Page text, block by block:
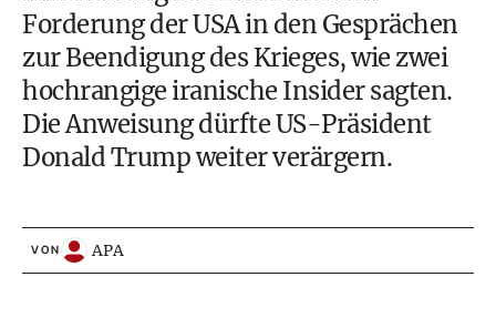
Forderung der USA in den Gesprächen
zur Beendigung des Krieges, wie zwei
hochrangige iranische Insider sagten.
Die Anweisung dürfte US-Präsident
Donald Trump weiter verärgern.
VON APA